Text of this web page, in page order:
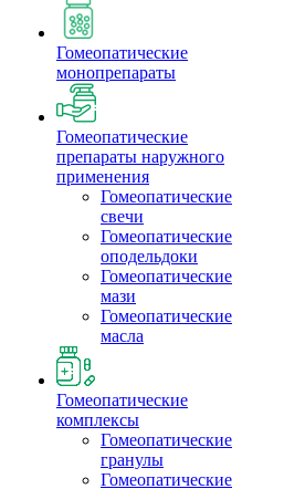
Гомеопатические
монопрепараты
Гомеопатические
препараты наружного
применения
Гомеопатические
свечи
Гомеопатические
оподельдоки
Гомеопатические
мази
Гомеопатические
масла
Гомеопатические
комплексы
Гомеопатические
гранулы
Гомеопатические